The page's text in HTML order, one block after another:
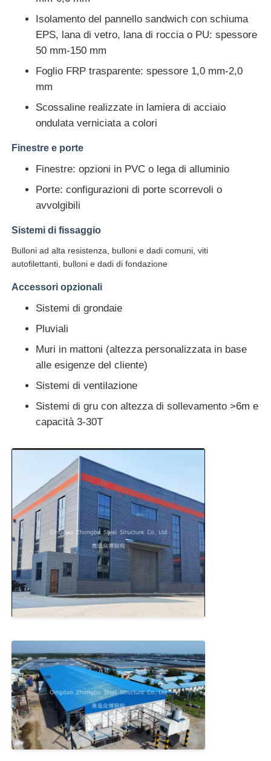
Costruzione di costruzioni per la struttura in acciaio
Struttura in acciaio verniciata a polvere
Isolamento del pannello sandwich con schiuma
EPS, lana di vetro, lana di roccia o PU: spessore
50 mm-150 mm
Foglio FRP trasparente: spessore 1,0 mm-2,0
mm
Scossaline realizzate in lamiera di acciaio
ondulata verniciata a colori
Finestre e porte
Finestre: opzioni in PVC o lega di alluminio
Porte: configurazioni di porte scorrevoli o
avvolgibili
Sistemi di fissaggio
Bulloni ad alta resistenza, bulloni e dadi comuni, viti
autofilettanti, bulloni e dadi di fondazione
Accessori opzionali
Sistemi di grondaie
Pluviali
Muri in mattoni (altezza personalizzata in base
alle esigenze del cliente)
Sistemi di ventilazione
Sistemi di gru con altezza di sollevamento >6m e
capacità 3-30T